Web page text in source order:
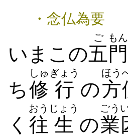
・念仏為要
いまこの五
ご
門
もん
ち修
しゅ
行
ぎょう
の方
ほう
く 往
おう
生
じょう
の業
ごう